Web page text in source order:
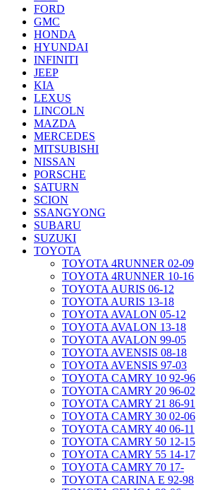
FORD
GMC
HONDA
HYUNDAI
INFINITI
JEEP
KIA
LEXUS
LINCOLN
MAZDA
MERCEDES
MITSUBISHI
NISSAN
PORSCHE
SATURN
SCION
SSANGYONG
SUBARU
SUZUKI
TOYOTA
TOYOTA 4RUNNER 02-09
TOYOTA 4RUNNER 10-16
TOYOTA AURIS 06-12
TOYOTA AURIS 13-18
TOYOTA AVALON 05-12
TOYOTA AVALON 13-18
TOYOTA AVALON 99-05
TOYOTA AVENSIS 08-18
TOYOTA AVENSIS 97-03
TOYOTA CAMRY 10 92-96
TOYOTA CAMRY 20 96-02
TOYOTA CAMRY 21 86-91
TOYOTA CAMRY 30 02-06
TOYOTA CAMRY 40 06-11
TOYOTA CAMRY 50 12-15
TOYOTA CAMRY 55 14-17
TOYOTA CAMRY 70 17-
TOYOTA CARINA E 92-98